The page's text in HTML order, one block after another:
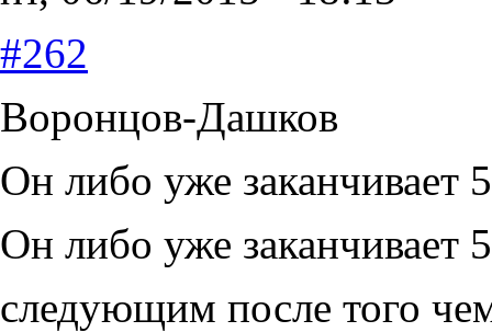
#262
Воронцов-Дашков
Он либо уже заканчивает 5
Он либо уже заканчивает
следующим после того